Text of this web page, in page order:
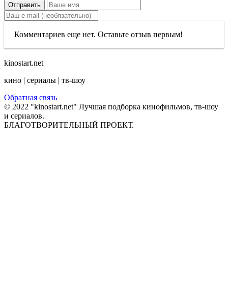
Отправить
Комментариев еще нет. Оставьте отзыв первым!
kinostart.net
кино | сериалы | тв-шоу
Обратная связь
© 2022 "kinostart.net" Лучшая подборка кинофильмов, тв-шоу
и сериалов.
БЛАГОТВОРИТЕЛЬНЫЙ ПРОЕКТ.